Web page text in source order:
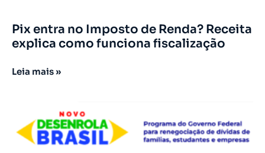
Pix entra no Imposto de Renda? Receita
explica como funciona fiscalização
Leia mais »